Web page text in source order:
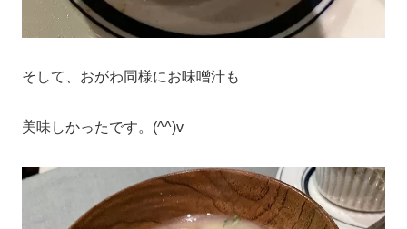
そして、おがわ同様にお味噌汁も
美味しかったです。(^^)v